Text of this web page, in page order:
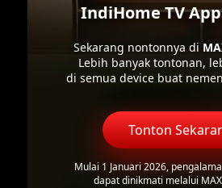
IndiHome TV
Sekarang nontonnya di
Lebih banyak tontonan,
di semua device buat
Tonton
Mulai 1 Januari 2026,
dapat dinikmati melalui